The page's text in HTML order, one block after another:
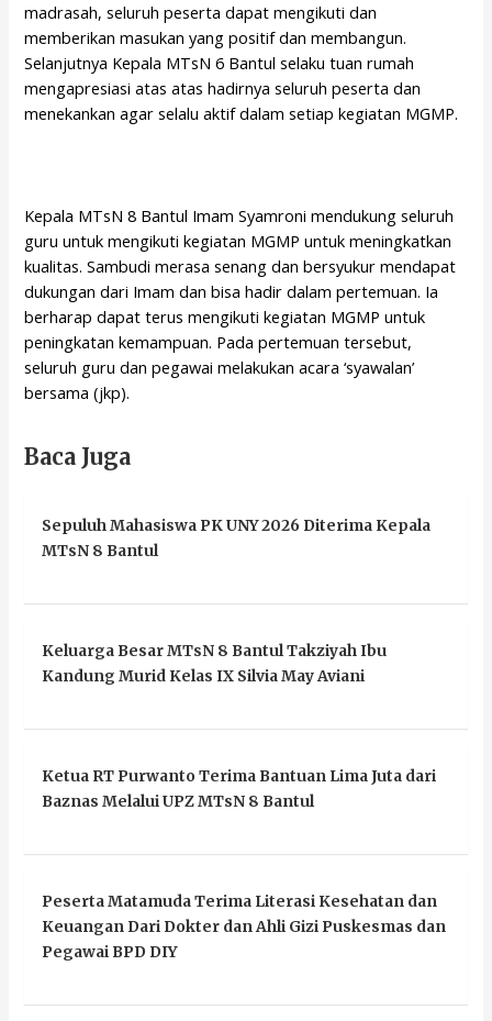
madrasah, seluruh peserta dapat mengikuti dan
memberikan masukan yang positif dan membangun.
Selanjutnya Kepala MTsN 6 Bantul selaku tuan rumah
mengapresiasi atas atas hadirnya seluruh peserta dan
menekankan agar selalu aktif dalam setiap kegiatan MGMP.
Kepala MTsN 8 Bantul Imam Syamroni mendukung seluruh
guru untuk mengikuti kegiatan MGMP untuk meningkatkan
kualitas. Sambudi merasa senang dan bersyukur mendapat
dukungan dari Imam dan bisa hadir dalam pertemuan. Ia
berharap dapat terus mengikuti kegiatan MGMP untuk
peningkatan kemampuan. Pada pertemuan tersebut,
seluruh guru dan pegawai melakukan acara ‘syawalan’
bersama (jkp).
Baca Juga
Sepuluh Mahasiswa PK UNY 2026 Diterima Kepala
MTsN 8 Bantul
Keluarga Besar MTsN 8 Bantul Takziyah Ibu
Kandung Murid Kelas IX Silvia May Aviani
Ketua RT Purwanto Terima Bantuan Lima Juta dari
Baznas Melalui UPZ MTsN 8 Bantul
Peserta Matamuda Terima Literasi Kesehatan dan
Keuangan Dari Dokter dan Ahli Gizi Puskesmas dan
Pegawai BPD DIY